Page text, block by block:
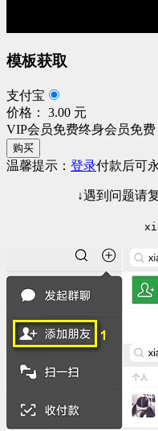
模板获取
支付宝
价格： 3.00 元
VIP会员免费终身会员免费
购买
温馨提示： 登录付款后可
↓遇到问题请